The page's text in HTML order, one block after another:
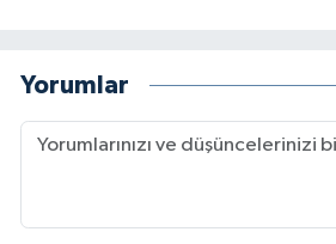
Yorumlar